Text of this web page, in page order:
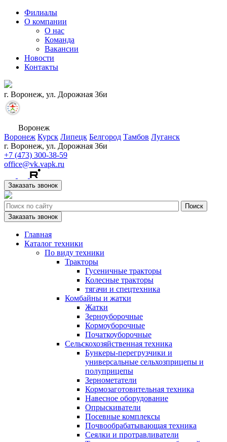
Филиалы
О компании
О нас
Команда
Вакансии
Новости
Контакты
г. Воронеж, ул. Дорожная 36и
Воронеж
Воронеж Курск Липецк Белгород Тамбов Луганск
г. Воронеж, ул. Дорожная 36и
+7 (473) 300-38-59
office@vk.vapk.ru
Заказать звонок
Заказать звонок
Главная
Каталог техники
По виду техники
Тракторы
Гусеничные тракторы
Колесные тракторы
тягачи и спецтехника
Комбайны и жатки
Жатки
Зерноуборочные
Кормоуборочные
Початкоуборочные
Сельскохозяйственная техника
Бункеры-перегрузчики и
универсальные сельхозприцепы и
полуприцепы
Зернометатели
Кормозаготовительная техника
Навесное оборудование
Опрыскиватели
Посевные комплексы
Почвообрабатывающая техника
Сеялки и протравливатели